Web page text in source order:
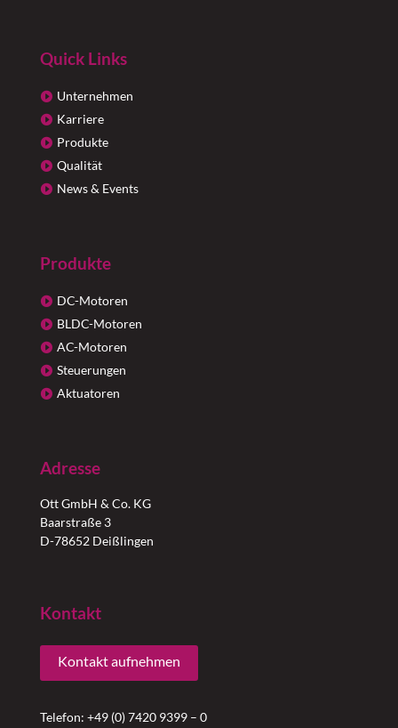
Quick Links
Unternehmen
Karriere
Produkte
Qualität
News & Events
Produkte
DC-Motoren
BLDC-Motoren
AC-Motoren
Steuerungen
Aktuatoren
Adresse
Ott GmbH & Co. KG
Baarstraße 3
D-78652 Deißlingen
Kontakt
Kontakt aufnehmen
Telefon: +49 (0) 7420 9399 – 0